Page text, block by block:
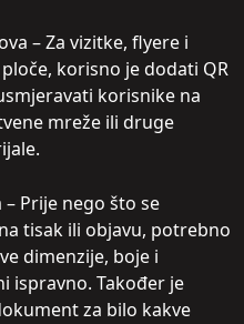
– Za vizitke, flyere i
korisno je dodati QR
korisnike na
mreže ili druge
Prije nego što se
tisak ili objavu, potrebno
dimenzije, boje i
ispravno. Također je
za bilo kakve